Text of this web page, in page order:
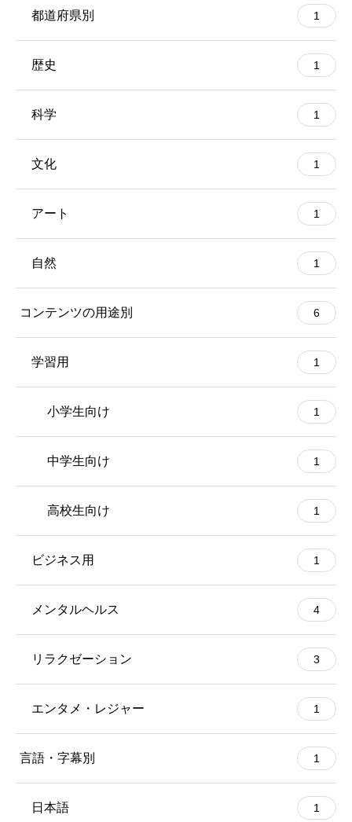
都道府県別 1
歴史 1
科学 1
文化 1
アート 1
自然 1
コンテンツの用途別 6
学習用 1
小学生向け 1
中学生向け 1
高校生向け 1
ビジネス用 1
メンタルヘルス 4
リラクゼーション 3
エンタメ・レジャー 1
言語・字幕別 1
日本語 1